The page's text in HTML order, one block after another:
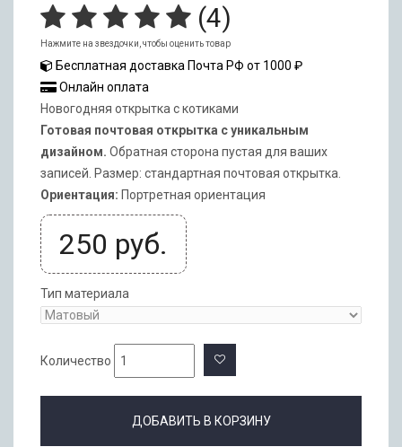
(4)
Нажмите на звездочки, чтобы оценить товар
Бесплатная доставка Почта РФ от 1000 ₽
Онлайн оплата
Новогодняя открытка с котиками
Готовая почтовая открытка с уникальным
дизайном. Обратная сторона пустая для ваших
записей. Размер: стандартная почтовая открытка.
Ориентация: Портретная ориентация
250 руб.
Тип материала
Количество
ДОБАВИТЬ В КОРЗИНУ